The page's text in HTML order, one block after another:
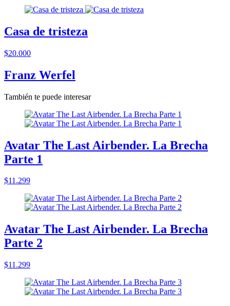
Casa de tristeza
$20.000
Franz Werfel
También te puede interesar
Avatar The Last Airbender. La Brecha
Parte 1
$11.299
Avatar The Last Airbender. La Brecha
Parte 2
$11.299